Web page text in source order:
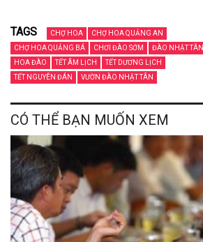
TAGS CHỢ HOA
CHỢ HOA QUẢNG AN
CHỢ HOA QUẢNG BÁ
CHƠI ĐÀO SỚM
ĐÀO NHẬT TÂN
HOA ĐÀO
TẾT ÂM LỊCH
TẾT DƯƠNG LỊCH
TẾT NGUYÊN ĐÁN
VƯỜN ĐÀO NHẬT TÂN
CÓ THỂ BẠN MUỐN XEM